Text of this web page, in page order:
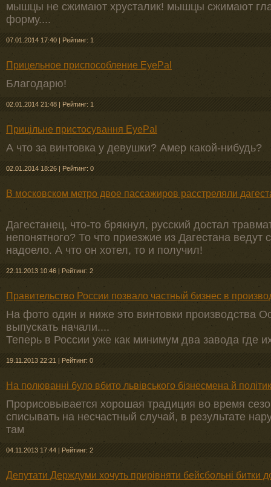
мышцы не сжимают хрусталик! мышцы сжимают
форму....
07.01.2014 17:40 | Рейтинг: 1
Прицельное приспособление EyePal
Благодарю!
02.01.2014 21:48 | Рейтинг: 1
Прицільне пристосування EyePal
А что за винтовка у девушки? Амер какой-нибудь?
02.01.2014 18:26 | Рейтинг: 0
В московском метро двое пассажиров расстреляли
Дагестанец, что-то брякнул, русский достал
непонятного? То что приезжие из Дагестана ведут
надоело. А что он хотел, то и получил!
22.11.2013 10:46 | Рейтинг: 2
Правительство России позвало частный бизнес в
На фото один и ниже это винтовки производства
выпускать начали....
Теперь в России уже как минимум два завода где
19.11.2013 22:21 | Рейтинг: 0
На полюванні було вбито львівського бізнесмена й
Прорисовывается хорошая традиция во время
списывать на несчастный случай, в результате
там
04.11.2013 17:44 | Рейтинг: 2
Депутати Держдуми хочуть прирівняти бейсбольні битки